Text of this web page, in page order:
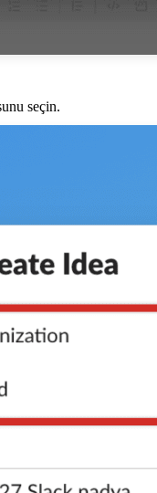
seçin.